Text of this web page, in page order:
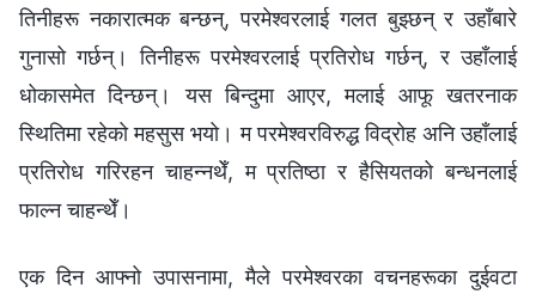
तिनीहरू नकारात्मक बन्छन्, परमेश्‍वरलाई गलत बुझ्छन् र उहाँबारे
गुनासो गर्छन्। तिनीहरू परमेश्‍वरलाई प्रतिरोध गर्छन्, र उहाँलाई
धोकासमेत दिन्छन्। यस बिन्दुमा आएर, मलाई आफू खतरनाक
स्थितिमा रहेको महसुस भयो। म परमेश्‍वरविरुद्ध विद्रोह अनि उहाँलाई
प्रतिरोध गरिरहन चाहन्नथेँ, म प्रतिष्ठा र हैसियतको बन्धनलाई
फाल्न चाहन्थेँ।
एक दिन आफ्नो उपासनामा, मैले परमेश्‍वरका वचनहरूका दुईवटा